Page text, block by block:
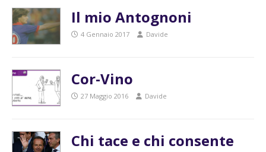
Il mio Antognoni
4 Gennaio 2017 Davide
Cor-Vino
27 Maggio 2016 Davide
Chi tace e chi consente